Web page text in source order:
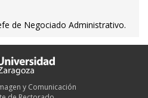
de Negociado Administrativo.
y Comunicación